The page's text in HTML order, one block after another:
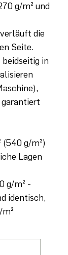
g/m² und
die
Seite.
in
garantiert
(540 g/m²)
Lagen
g/m² -
identisch,